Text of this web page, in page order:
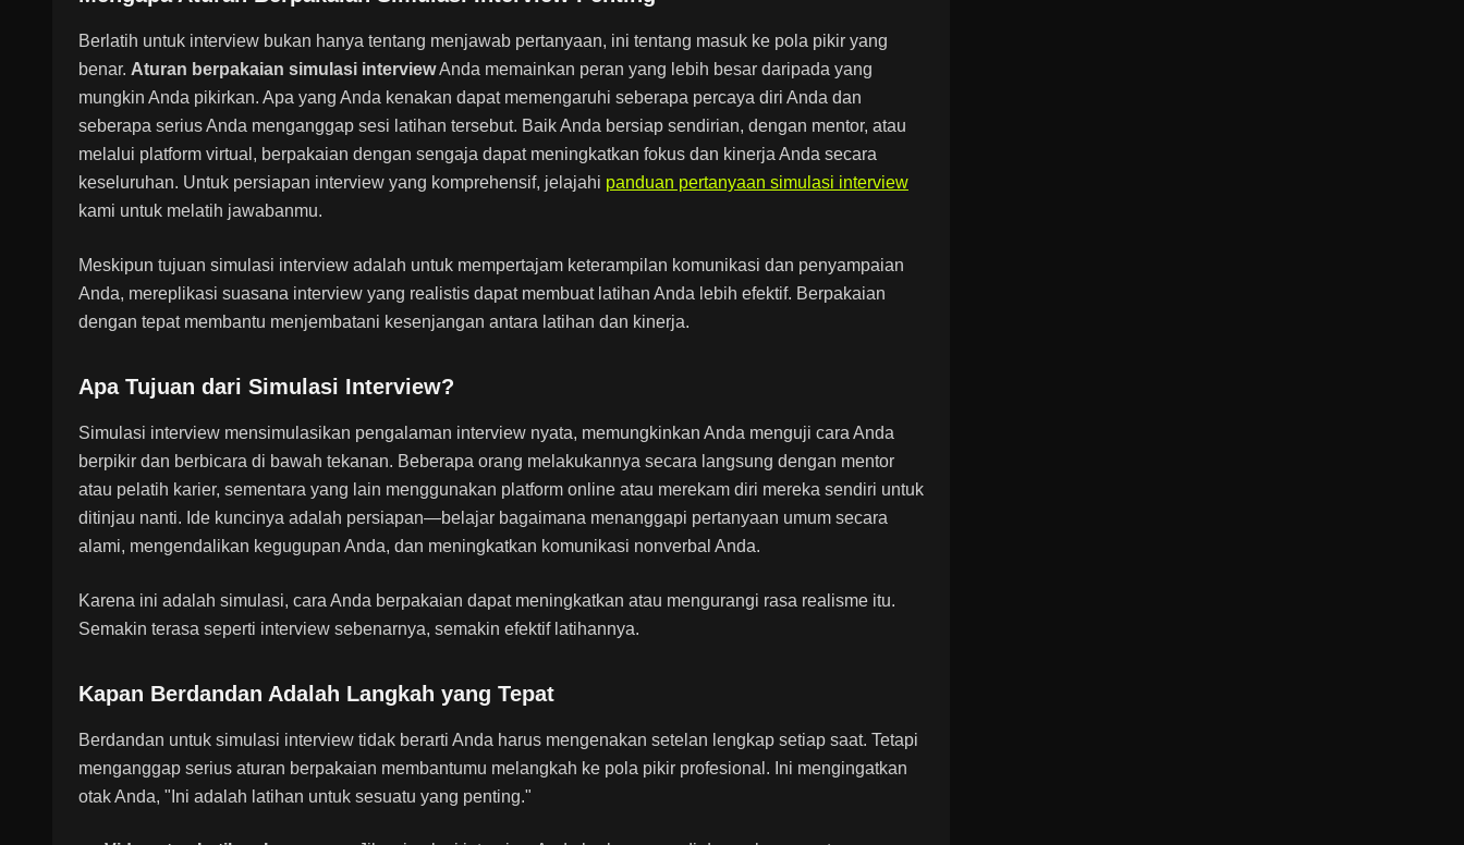
Berlatih untuk interview bukan hanya tentang menjawab pertanyaan, ini tentang masuk ke pola pikir yang
benar. Aturan berpakaian simulasi interviewAnda memainkan peran yang lebih besar daripada yang
mungkin Anda pikirkan. Apa yang Anda kenakan dapat memengaruhi seberapa percaya diri Anda dan
seberapa serius Anda menganggap sesi latihan tersebut. Baik Anda bersiap sendirian, dengan mentor, atau
melalui platform virtual, berpakaian dengan sengaja dapat meningkatkan fokus dan kinerja Anda secara
keseluruhan. Untuk persiapan interview yang komprehensif, jelajahi panduan pertanyaan simulasi interview
kami untuk melatih jawabanmu.
Meskipun tujuan simulasi interview adalah untuk mempertajam keterampilan komunikasi dan penyampaian
Anda, mereplikasi suasana interview yang realistis dapat membuat latihan Anda lebih efektif. Berpakaian
dengan tepat membantu menjembatani kesenjangan antara latihan dan kinerja.
Apa Tujuan dari Simulasi Interview?
Simulasi interview mensimulasikan pengalaman interview nyata, memungkinkan Anda menguji cara Anda
berpikir dan berbicara di bawah tekanan. Beberapa orang melakukannya secara langsung dengan mentor
atau pelatih karier, sementara yang lain menggunakan platform online atau merekam diri mereka sendiri untuk
ditinjau nanti. Ide kuncinya adalah persiapan—belajar bagaimana menanggapi pertanyaan umum secara
alami, mengendalikan kegugupan Anda, dan meningkatkan komunikasi nonverbal Anda.
Karena ini adalah simulasi, cara Anda berpakaian dapat meningkatkan atau mengurangi rasa realisme itu.
Semakin terasa seperti interview sebenarnya, semakin efektif latihannya.
Kapan Berdandan Adalah Langkah yang Tepat
Berdandan untuk simulasi interview tidak berarti Anda harus mengenakan setelan lengkap setiap saat. Tetapi
menganggap serius aturan berpakaian membantumu melangkah ke pola pikir profesional. Ini mengingatkan
otak Anda, "Ini adalah latihan untuk sesuatu yang penting."